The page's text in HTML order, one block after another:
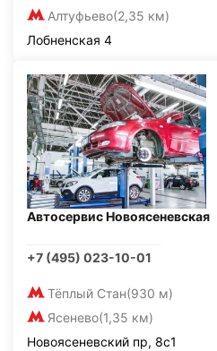
Алтуфьево(2,35 км)
Лобненская 4
Автосервис Новоясеневская
+7 (495) 023-10-01
Тёплый Стан(930 м)
Ясенево(1,35 км)
Новоясеневский пр, 8с1